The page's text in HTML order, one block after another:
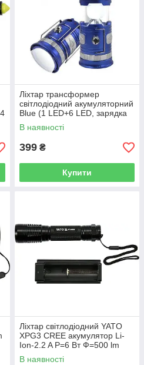
Ліхтар трансформер
світлодіодний акумуляторний
Blue (1 LED+6 LED, зарядка
220V + сонячна батарея)
В наявності
399 ₴
Купити
Ліхтар світлодіодний YATO
XPG3 CREE акумулятор Li-
Ion-2.2 A Р=6 Вт Ф=500 lm
Ø=28 мм х 120 мм YT-08568
В наявності